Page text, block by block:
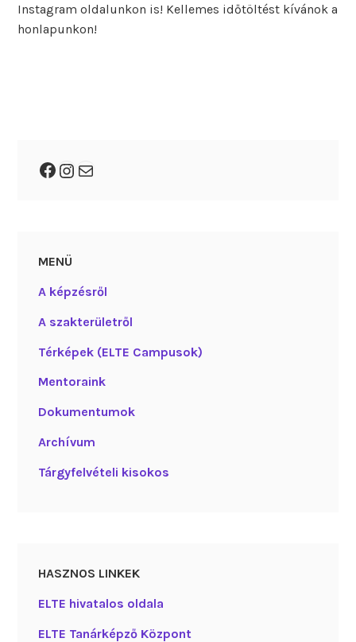
Instagram oldalunkon is! Kellemes időtöltést kívánok a
honlapunkon!
Facebook
Instagram
Mail
MENÜ
A képzésről
A szakterületről
Térképek (ELTE Campusok)
Mentoraink
Dokumentumok
Archívum
Tárgyfelvételi kisokos
HASZNOS LINKEK
ELTE hivatalos oldala
ELTE Tanárképző Központ